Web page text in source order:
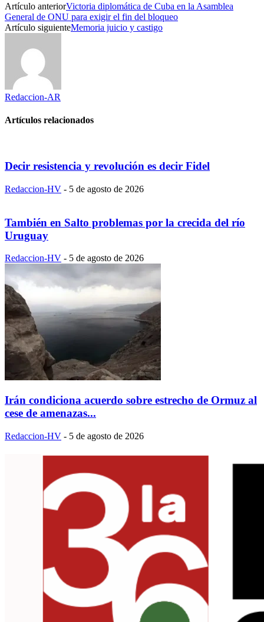
Artículo anteriorVictoria diplomática de Cuba en la Asamblea
General de ONU para exigir el fin del bloqueo
Artículo siguienteMemoria juicio y castigo
Redaccion-AR
Artículos relacionados
Decir resistencia y revolución es decir Fidel
Redaccion-HV - 5 de agosto de 2026
También en Salto problemas por la crecida del río
Uruguay
Redaccion-HV - 5 de agosto de 2026
Irán condiciona acuerdo sobre estrecho de Ormuz al
cese de amenazas...
Redaccion-HV - 5 de agosto de 2026